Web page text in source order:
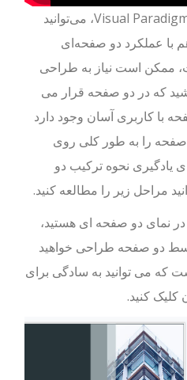
برای ایجاد کتاب در Visual Paradigm Online، می‌توانید
عملکرد دو صفحه‌ای
ممکن است نیاز به طراحی
که در دو صفحه قرار می
با کاربری آسان وجود دارد
را به طور کلی روی
یادگیری نحوه ترکیب دو
مراحل زیر را مطالعه کنید.
نمای دو صفحه ای هستید،
دو صفحه طراحی خواهید
می توانید به سادگی برای
کنید.